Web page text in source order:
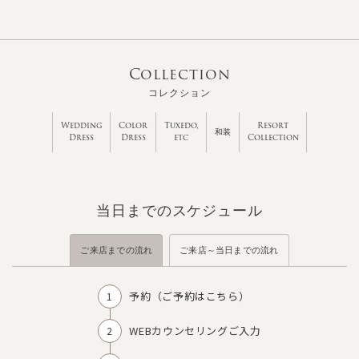
Collection
コレクション
Wedding
Dress
Color
Dress
Tuxedo,
etc
和装
Resort
Collection
当日までのスケジュール
ご来店までの流れ ご来店～当日までの流れ
予約（ご予約はこちら）
WEBカウンセリングご入力